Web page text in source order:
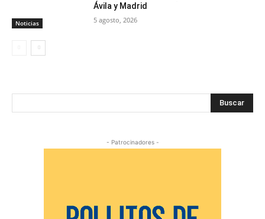
Noticias
Ávila y Madrid
5 agosto, 2026
Buscar
- Patrocinadores -